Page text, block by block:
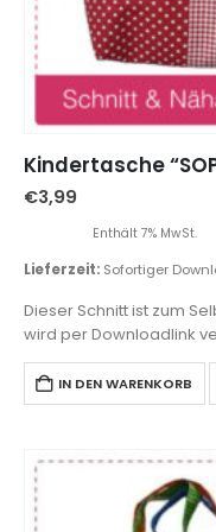
Kindertasche
€3,99
Enthält 7% MwSt.
Lieferzeit: Sofortiger
Dieser Schnitt ist zum
wird per Downloadlink
Versandkosten an.
IN DEN WARENKORB